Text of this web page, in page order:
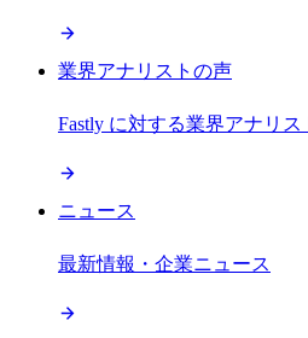
業界アナリストの声
Fastly に対する業界アナリス
ニュース
最新情報・企業ニュース